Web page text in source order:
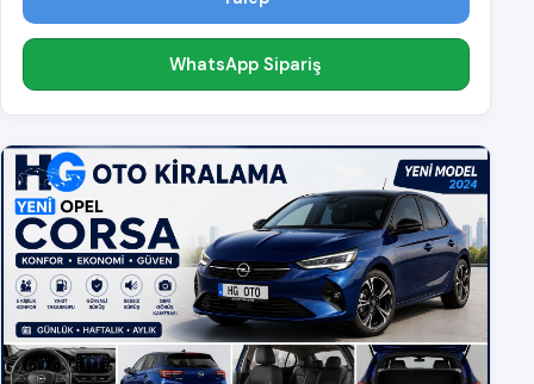
WhatsApp Sipariş